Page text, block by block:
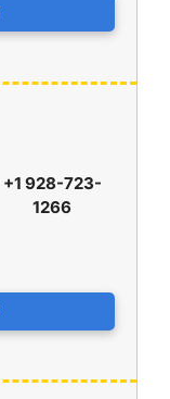
+1 928-723-
1266